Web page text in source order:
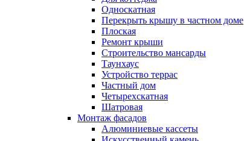
Односкатная
Перекрыть крышу в частном доме
Плоская
Ремонт крыши
Строительство мансарды
Таунхаус
Устройство террас
Частный дом
Четырехскатная
Шатровая
Монтаж фасадов
Алюминиевые кассеты